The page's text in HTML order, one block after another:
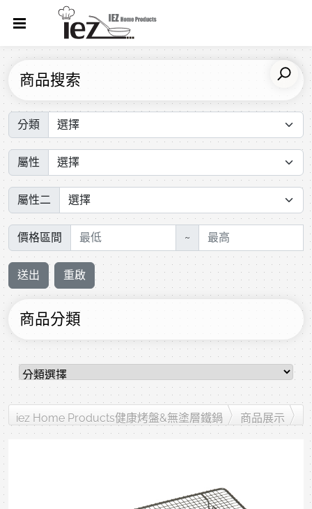
商品搜索
分類
屬性
屬性二
價格區間 ~
送出 重啟
商品分類
iez Home Products健康烤盤&無塗層鐵鍋
商品展示